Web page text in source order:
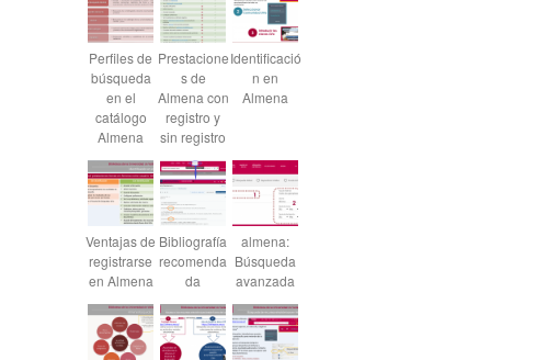
Perfiles de
búsqueda
en el
catálogo
Almena
Prestacione
s de
Almena con
registro y
sin registro
Identificació
n en
Almena
Ventajas de
registrarse
en Almena
Bibliografía
recomenda
da
almena:
Búsqueda
avanzada